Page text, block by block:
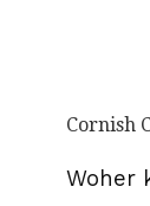
Cornish
Woher